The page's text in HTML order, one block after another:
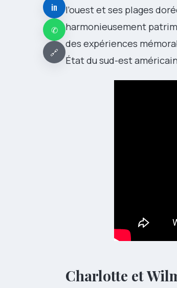
in
✆
🔗
l’ouest et ses plages
harmonieusement
des expériences
État du sud-est
Charlotte et